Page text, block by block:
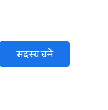
सदस्य बनें